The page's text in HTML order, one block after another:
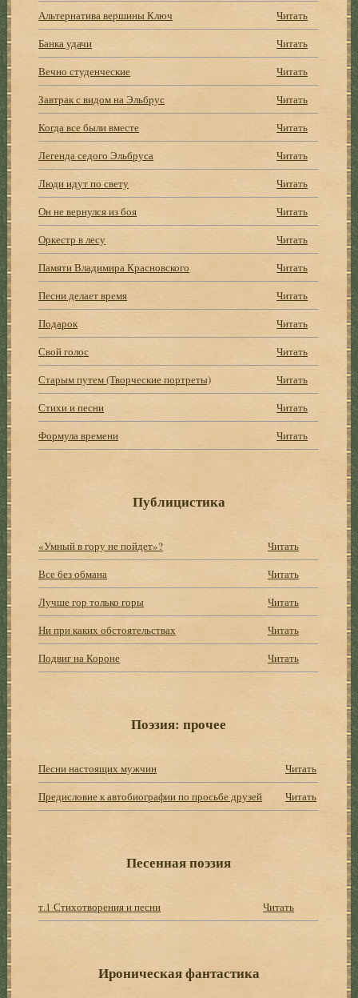
Альтеpнатива веpшины Ключ
Читать
Банка удачи
Читать
Вечно студенческие
Читать
Завтpак с видом на Эльбpус
Читать
Когда все были вместе
Читать
Легенда седого Эльбруса
Читать
Люди идут по свету
Читать
Он не вернулся из боя
Читать
Оркестр в лесу
Читать
Памяти Владимира Красновского
Читать
Песни делает время
Читать
Подарок
Читать
Свой голос
Читать
Старым путем (Творческие портреты)
Читать
Стихи и песни
Читать
Формула времени
Читать
Публицистика
«Умный в гору не пойдет»?
Читать
Все без обмана
Читать
Лучше гор только горы
Читать
Ни при каких обстоятельствах
Читать
Подвиг на Короне
Читать
Поэзия: прочее
Песни настоящих мужчин
Читать
Предисловие к автобиографии по просьбе друзей
Читать
Песенная поэзия
т.1 Стихотворения и песни Читать
Ироническая фантастика